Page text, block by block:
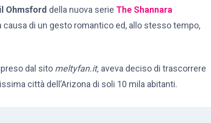
Ohmsford della nuova serie The Shannara
di un gesto romantico ed, allo stesso tempo,
dal sito meltyfan.it, aveva deciso di trascorrere
città dell’Arizona di soli 10 mila abitanti.